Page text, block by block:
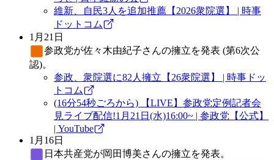
維新、自民3人を追加推薦【2026衆院選】 | 時事
ドットコム
1月21日
参政党が佐々木由紀子さんの擁立を発表 (第6次公
認)。
参政、衆院選に82人擁立【26衆院選】 | 時事ドッ
トコム
(16分54秒ごろから) 【LIVE】参政党定例記者会
見ライブ配信!1月21日(水)16:00~ | 参政党【公式】
| YouTube
1月16日
日本共産党が岡田博美さんの擁立を発表。